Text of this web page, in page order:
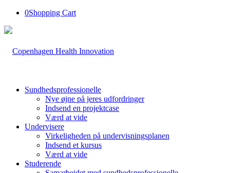
0Shopping Cart
Sundhedsprofessionelle
Nye øjne på jeres udfordringer
Indsend en projektcase
Værd at vide
Undervisere
Virkeligheden på undervisningsplanen
Indsend et kursus
Værd at vide
Studerende